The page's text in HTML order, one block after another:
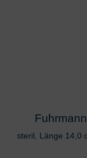
steril, Länge 14,0